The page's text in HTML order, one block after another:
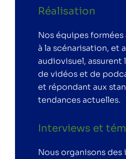
Réalisation
Nos équipes formées
à la scénarisation, et
audiovisuel,
de vidéos et de
et répondant aux
tendances actuelles.
Interviews et
Nous organisons des